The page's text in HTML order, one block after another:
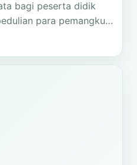
Khitan Gratis
1 Tana Toraja
bagi peserta didik
para pemangku…